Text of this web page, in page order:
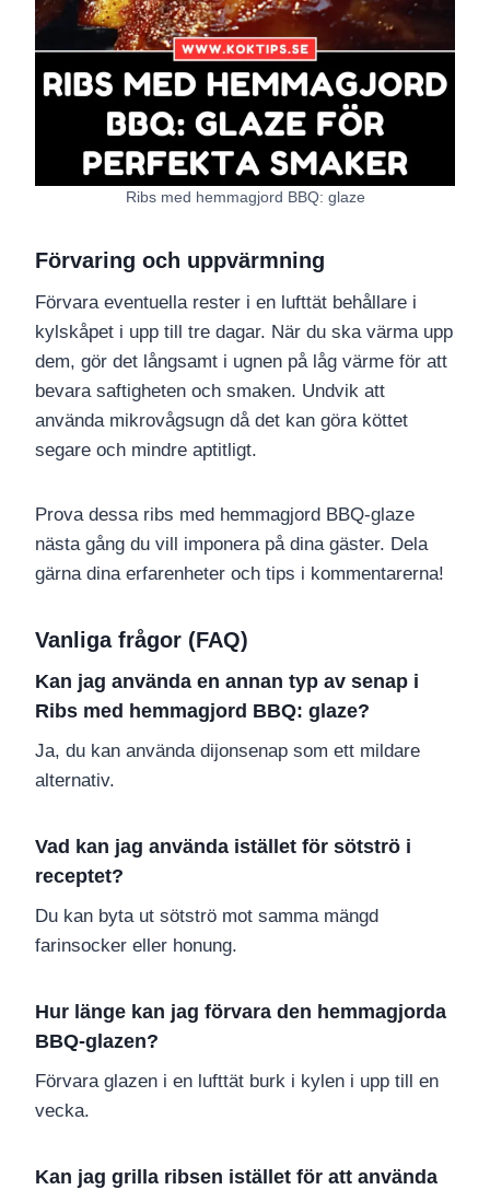
Ribs med hemmagjord BBQ: glaze
Förvaring och uppvärmning
Förvara eventuella rester i en lufttät behållare i
kylskåpet i upp till tre dagar. När du ska värma upp
dem, gör det långsamt i ugnen på låg värme för att
bevara saftigheten och smaken. Undvik att
använda mikrovågsugn då det kan göra köttet
segare och mindre aptitligt.
Prova dessa ribs med hemmagjord BBQ-glaze
nästa gång du vill imponera på dina gäster. Dela
gärna dina erfarenheter och tips i kommentarerna!
Vanliga frågor (FAQ)
Kan jag använda en annan typ av senap i
Ribs med hemmagjord BBQ: glaze?
Ja, du kan använda dijonsenap som ett mildare
alternativ.
Vad kan jag använda istället för sötströ i
receptet?
Du kan byta ut sötströ mot samma mängd
farinsocker eller honung.
Hur länge kan jag förvara den hemmagjorda
BBQ-glazen?
Förvara glazen i en lufttät burk i kylen i upp till en
vecka.
Kan jag grilla ribsen istället för att använda